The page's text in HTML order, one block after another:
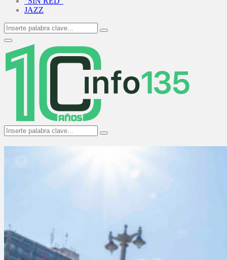
JAZZ
Search
for:
Search
Primary
Menu
Search
for:
Search